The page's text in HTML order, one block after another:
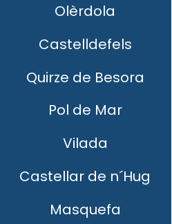
Olèrdola
Castelldefels
Quirze de Besora
Pol de Mar
Vilada
Castellar de n´Hug
Masquefa